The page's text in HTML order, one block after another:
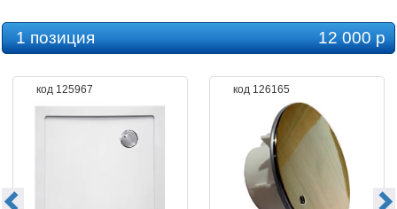
1 позиция 12 000 р
код 125967 код 126165